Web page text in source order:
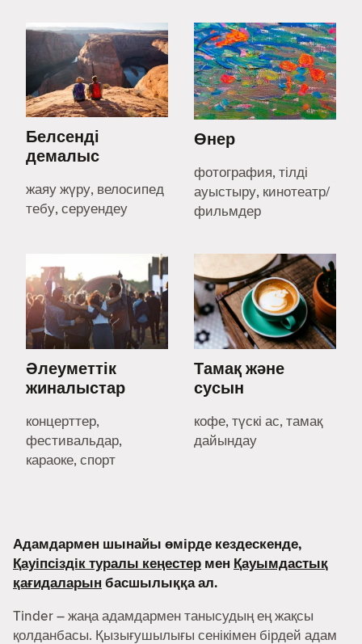
Белсенді
демалыс
жаяу жүру, велосипед
тебу, серуендеу
Өнер
фотография, тілді
ауыстыру, кинотеатр/
фильмдер
Әлеуметтік
жиналыстар
концерттер,
фестивальдар,
караоке, спорт
Тамақ және
сусын
кофе, түскі ас, тамақ
дайындау
Адамдармен шынайы өмірде кездескенде,
Қауіпсіздік туралы кеңестер мен Қауымдастық
қағидаларын басшылыққа ал.
Tinder – жаңа адамдармен танысудың ең жақсы
қолданбасы. Қызығушылығы сенікімен бірдей адам